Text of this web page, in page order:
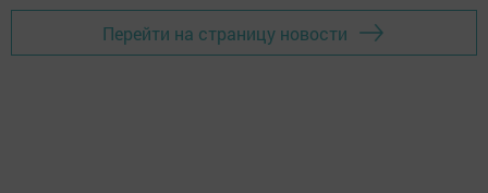
Перейти на страницу новости